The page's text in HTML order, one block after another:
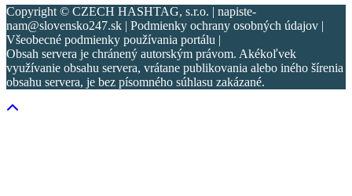
Copyright © CZECH HASHTAG, s.r.o. | napiste-
nam@slovensko247.sk | Podmienky ochrany osobných údajov |
Všeobecné podmienky používania portálu |
Obsah servera je chránený autorským právom. Akékoľvek
využívanie obsahu servera, vrátane publikovania alebo iného šírenia
obsahu servera, je bez písomného súhlasu zakázané.